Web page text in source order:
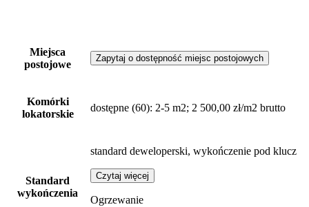
Miejsca
postojowe
Zapytaj o dostępność miejsc postojowych
Komórki
lokatorskie
dostępne (60): 2-5 m2; 2 500,00 zł/m2 brutto
Standard
wykończenia
standard deweloperski, wykończenie pod klucz
Czytaj więcej
Ogrzewanie